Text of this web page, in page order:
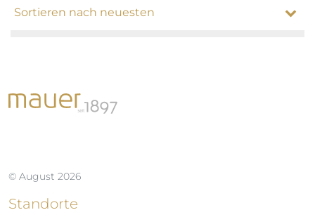
© August 2026
Standorte